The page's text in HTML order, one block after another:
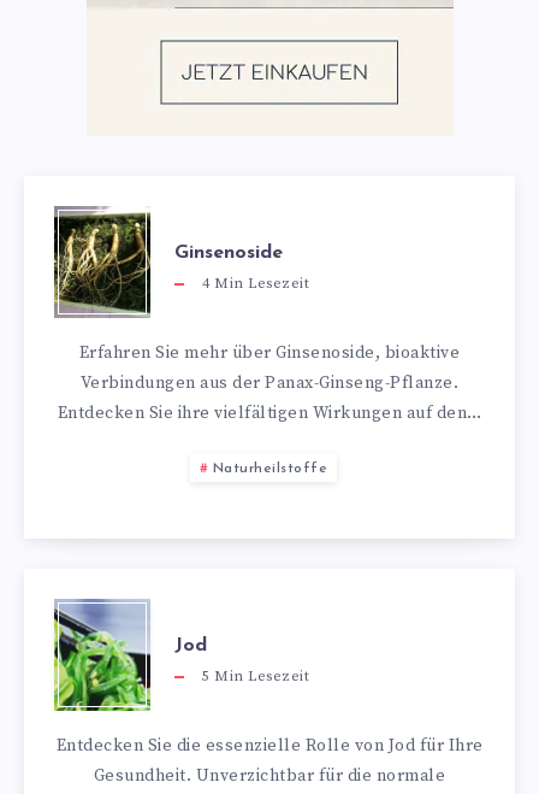
Ginsenoside
4Min Lesezeit
Erfahren Sie mehr über Ginsenoside, bioaktive
Verbindungen aus der Panax-Ginseng-Pflanze.
Entdecken Sie ihre vielfältigen Wirkungen auf den…
Naturheilstoffe
Jod
5 Min Lesezeit
Entdecken Sie die essenzielle Rolle von Jod für Ihre
Gesundheit. Unverzichtbar für die normale